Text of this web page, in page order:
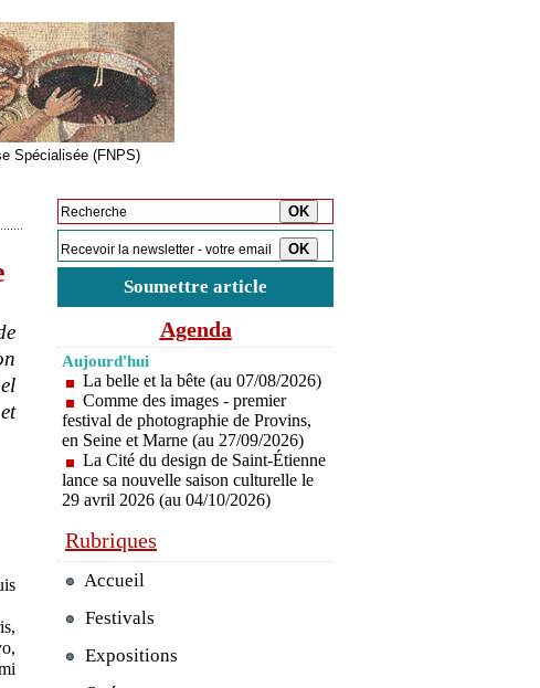
Spécialisée (FNPS)
Soumettre article
Agenda
Aujourd'hui
La belle et la bête (au 07/08/2026)
Comme des images - premier
festival de photographie de Provins,
en Seine et Marne (au 27/09/2026)
La Cité du design de Saint-Étienne
lance sa nouvelle saison culturelle le
29 avril 2026 (au 04/10/2026)
Rubriques
Accueil
Festivals
Expositions